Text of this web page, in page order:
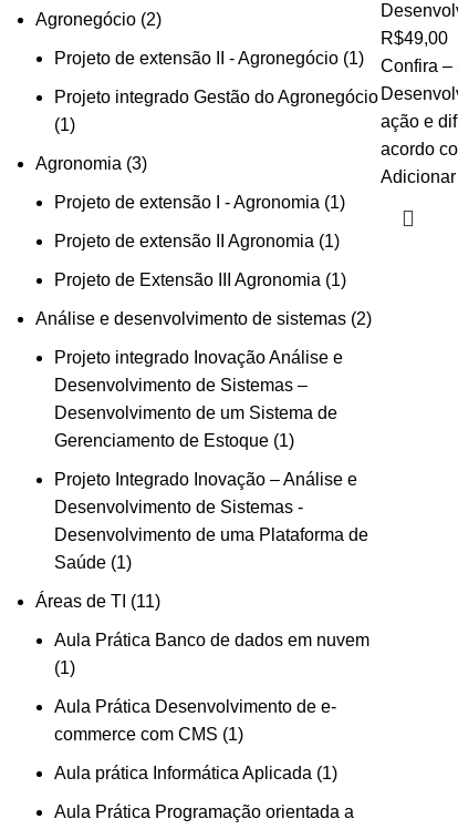
Agronegócio 2
Projeto de extensão II - Agronegócio 1
Projeto integrado Gestão do Agronegócio
1
Agronomia 3
Projeto de extensão I - Agronomia 1
Projeto de extensão II Agronomia 1
Projeto de Extensão III Agronomia 1
Análise e desenvolvimento de sistemas 2
Projeto integrado Inovação Análise e
Desenvolvimento de Sistemas –
Desenvolvimento de um Sistema de
Gerenciamento de Estoque 1
Projeto Integrado Inovação – Análise e
Desenvolvimento de Sistemas -
Desenvolvimento de uma Plataforma de
Saúde 1
Áreas de TI 11
Aula Prática Banco de dados em nuvem
1
Aula Prática Desenvolvimento de e-
commerce com CMS
1
Aula prática Informática Aplicada 1
Aula Prática Programação orientada a
R$49,00
Confira –
ação e
acordo